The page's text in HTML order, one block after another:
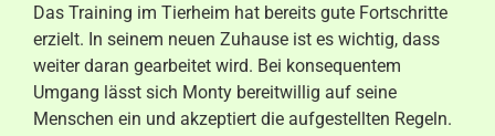
Das Training im Tierheim hat bereits gute Fortschritte
erzielt. In seinem neuen Zuhause ist es wichtig, dass
weiter daran gearbeitet wird. Bei konsequentem
Umgang lässt sich Monty bereitwillig auf seine
Menschen ein und akzeptiert die aufgestellten Regeln.